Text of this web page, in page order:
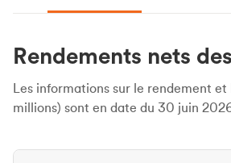
Rendements nets
Les informations sur le rendement et
millions) sont en date du 30 juin